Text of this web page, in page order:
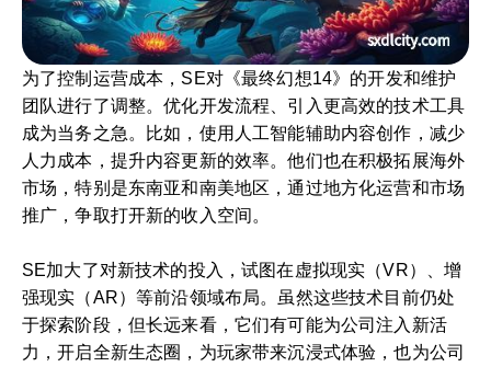
为了控制运营成本，SE对《最终幻想14》的开发和维护
团队进行了调整。优化开发流程、引入更高效的技术工具
成为当务之急。比如，使用人工智能辅助内容创作，减少
人力成本，提升内容更新的效率。他们也在积极拓展海外
市场，特别是东南亚和南美地区，通过地方化运营和市场
推广，争取打开新的收入空间。
SE加大了对新技术的投入，试图在虚拟现实（VR）、增
强现实（AR）等前沿领域布局。虽然这些技术目前仍处
于探索阶段，但长远来看，它们有可能为公司注入新活
力，开启全新生态圈，为玩家带来沉浸式体验，也为公司